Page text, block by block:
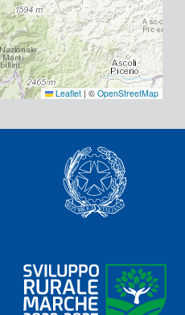
Leaflet | © OpenStreetMap